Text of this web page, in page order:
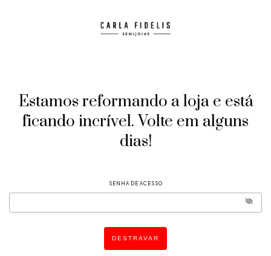
Estamos reformando a loja e está
ficando incrível. Volte em alguns
dias!
SENHA DE ACESSO
DESTRAVAR